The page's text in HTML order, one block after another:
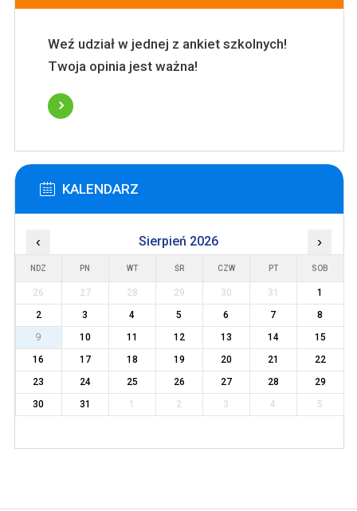
Weź udział w jednej z ankiet szkolnych!
Twoja opinia jest ważna!
KALENDARZ
‹ Sierpień 2026 ›
NDZ PN WT ŚR CZW PT SOB
26 27 28 29 30 31
1
2
3 4 5 6 7
8
9
10 11 12 13 14
15
16
17 18 19 20 21
22
23
24 25 26 27 28
29
30
31 1 2 3 4 5